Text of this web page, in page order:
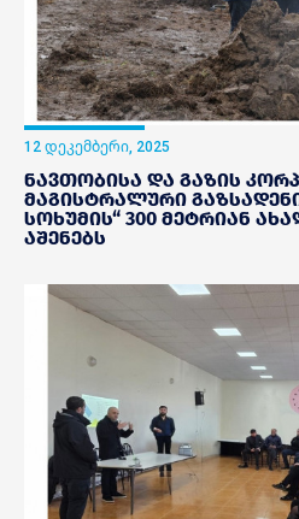
12 დეკემბერი, 2025
ნავთობისა და გაზის
მაგისტრალური
სოხუმის“ 300 მეტრიან
აშენებს